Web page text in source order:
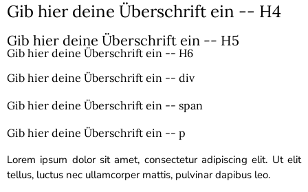
Gib hier deine Überschrift ein -- H4
Gib hier deine Überschrift ein -- H5
Gib hier deine Überschrift ein -- H6
Gib hier deine Überschrift ein -- div
Gib hier deine Überschrift ein -- span
Gib hier deine Überschrift ein -- p
Lorem ipsum dolor sit amet, consectetur adipiscing elit. Ut elit
tellus, luctus nec ullamcorper mattis, pulvinar dapibus leo.